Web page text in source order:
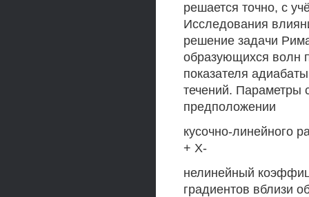
решается точно, с
Исследования
решение задачи
образующихся волн
показателя
течений. Параметры
предположении
кусочно-линейного
+ X-
нелинейный
градиентов вблизи